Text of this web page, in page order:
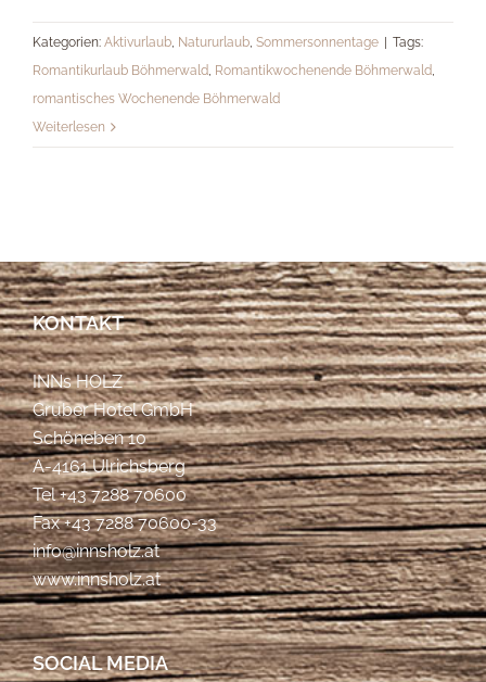
Kategorien: Aktivurlaub, Natururlaub, Sommersonnentage
Tags:
Romantikurlaub Böhmerwald, Romantikwochenende Böhmerwald,
romantisches Wochenende Böhmerwald
Weiterlesen
KONTAKT
INNs HOLZ
Gruber Hotel GmbH
Schöneben 10
A-4161 Ulrichsberg
Tel+43 7288 70600
Fax +43 7288 70600-33
info@innsholz.at
www.innsholz.at
SOCIAL MEDIA